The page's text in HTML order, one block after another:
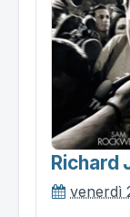
Richard
venerdì